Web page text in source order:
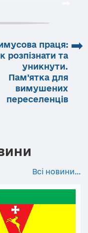
➡
праця:
розпізнати та
уникнути.
Пам'ятка для
вимушених
переселенців
Всі новини...